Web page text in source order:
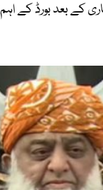
کے بعد بورڈ کے